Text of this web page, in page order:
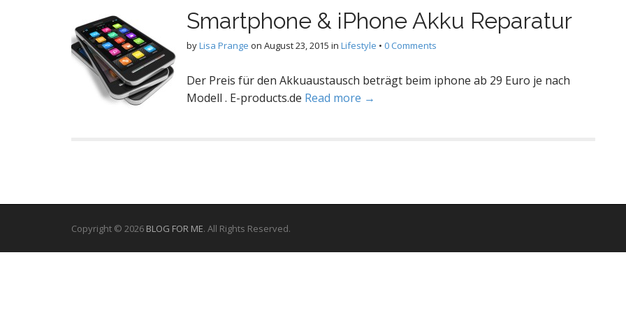
Smartphone & iPhone Akku Reparatur
byLisa Prange on August 23, 2015 in Lifestyle • 0 Comments
Der Preis für den Akkuaustausch beträgt beim iphone ab 29 Euro je nach
Modell . E-products.de Read more →
Copyright © 2026 BLOG FOR ME. All Rights Reserved.